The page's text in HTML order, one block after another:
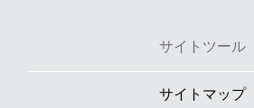
サイトツール
サイトマップ